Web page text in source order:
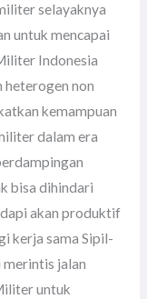
selayaknya
untuk mencapai
Indonesia
heterogen non
kemampuan
dalam era
bisa dihindari
akan produktif
kerja sama Sipil-
jalan
untuk